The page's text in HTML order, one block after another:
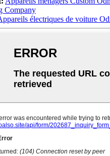
Company
électriques de voiture